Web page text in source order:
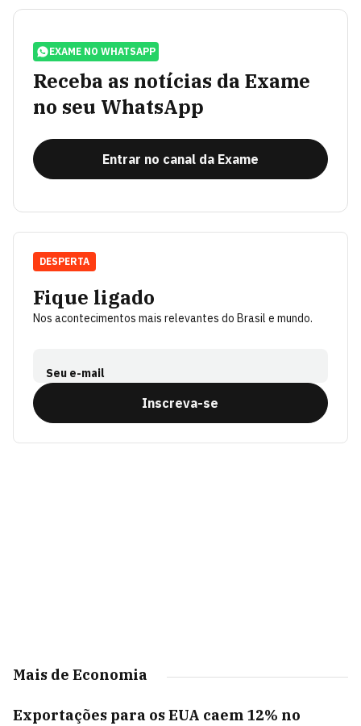
EXAME NO WHATSAPP
Receba as notícias da Exame
no seu WhatsApp
Entrar no canal da Exame
Fique ligado
Nos acontecimentos mais relevantes do Brasil e mundo.
Seu e-mail
Inscreva-se
DESPERTA
Mais de Economia
Exportações para os EUA caem 12% no